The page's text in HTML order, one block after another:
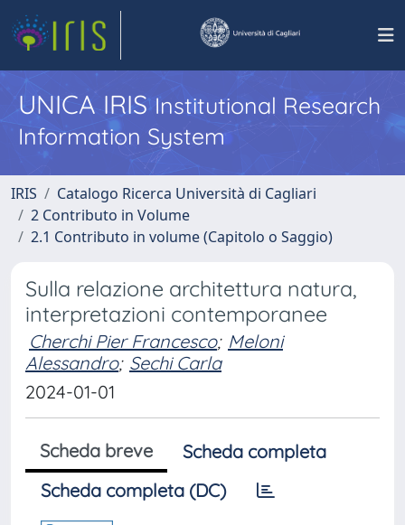
UNICA IRISInstitutional Research
Information System
IRIS
Catalogo Ricerca Università di Cagliari
2 Contributo in Volume
2.1 Contributo in volume (Capitolo o Saggio)
Sulla relazione architettura natura,
interpretazioni contemporanee
Cherchi Pier Francesco; Meloni
Alessandro; Sechi Carla
2024-01-01
Scheda breve
Scheda completa
Scheda completa (DC)